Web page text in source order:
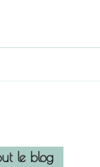
le blog